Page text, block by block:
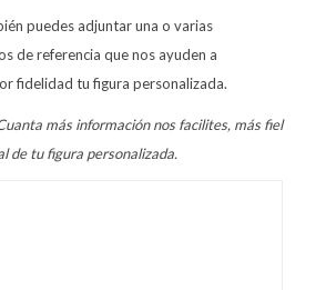
puedes adjuntar una o varias
de referencia que nos ayuden a
fidelidad tu figura personalizada.
más información nos facilites, más fiel
de tu figura personalizada.